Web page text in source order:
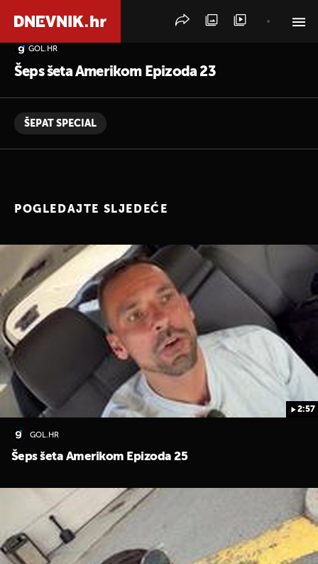
GOL.HR
Šeps šeta Amerikom Epizoda 23
ŠEPAT SPECIAL
POGLEDAJTE SLJEDEĆE
2:57
GOL.HR
Šeps šeta Amerikom Epizoda 25
PRETRAŽITE VIJESTI